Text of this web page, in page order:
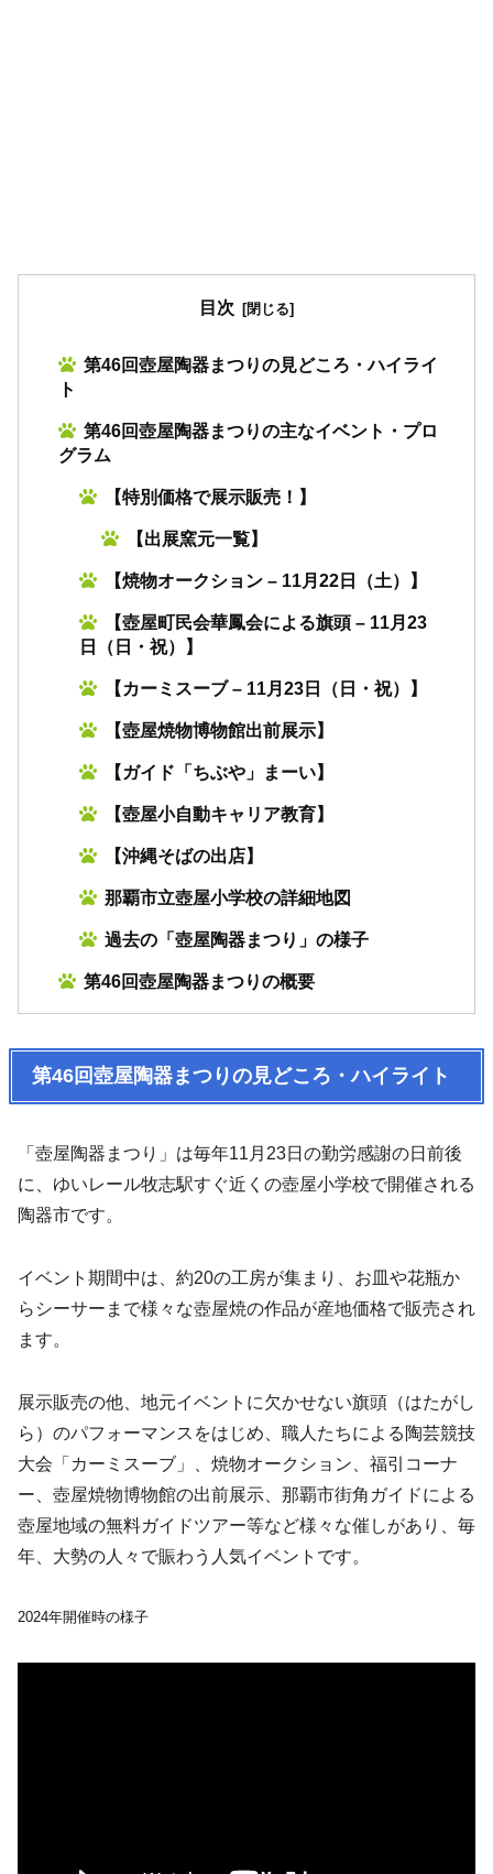
目次
第46回壺屋陶器まつりの見どころ・ハイライ
ト
第46回壺屋陶器まつりの主なイベント・プロ
グラム
【特別価格で展示販売！】
【出展窯元一覧】
【焼物オークション – 11月22日（土）】
【壺屋町民会華鳳会による旗頭 – 11月23
日（日・祝）】
【カーミスーブ – 11月23日（日・祝）】
【壺屋焼物博物館出前展示】
【ガイド「ちぶや」まーい】
【壺屋小自動キャリア教育】
【沖縄そばの出店】
那覇市立壺屋小学校の詳細地図
過去の「壺屋陶器まつり」の様子
第46回壺屋陶器まつりの概要
第46回壺屋陶器まつりの見どころ・ハイライト
「壺屋陶器まつり」は毎年11月23日の勤労感謝の日前後
に、ゆいレール牧志駅すぐ近くの壺屋小学校で開催される
陶器市です。
イベント期間中は、約20の工房が集まり、お皿や花瓶か
らシーサーまで様々な壺屋焼の作品が産地価格で販売され
ます。
展示販売の他、地元イベントに欠かせない旗頭（はたがし
ら）のパフォーマンスをはじめ、職人たちによる陶芸競技
大会「カーミスーブ」、焼物オークション、福引コーナ
ー、壺屋焼物博物館の出前展示、那覇市街角ガイドによる
壺屋地域の無料ガイドツアー等など様々な催しがあり、毎
年、大勢の人々で賑わう人気イベントです。
2024年開催時の様子